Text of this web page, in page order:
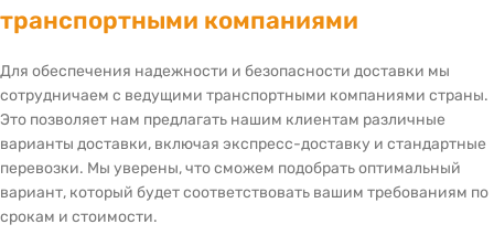
транспортными компаниями
Для обеспечения надежности и безопасности доставки мы
сотрудничаем с ведущими транспортными компаниями страны.
Это позволяет нам предлагать нашим клиентам различные
варианты доставки, включая экспресс-доставку и стандартные
перевозки. Мы уверены, что сможем подобрать оптимальный
вариант, который будет соответствовать вашим требованиям по
срокам и стоимости.